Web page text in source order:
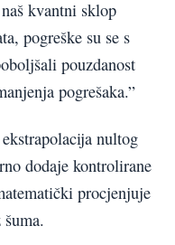
kvantni sklop
pogreške su se s
pouzdanost
pogrešaka.”
nultog
dodaje kontrolirane
procjenjuje